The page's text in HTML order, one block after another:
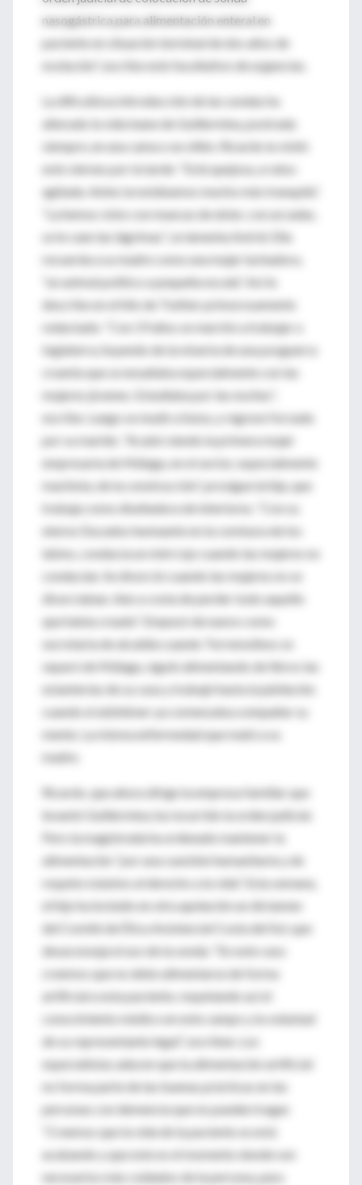
nasogástrica para alimentación enteral en
paciente en situación terminal de dos años de
evolución”, escribe este facultativo de urgencias.
La dificultosa introducción de las sondas ha
alterado la vida inane de Guillermina, postrada
siempre, en una cama o un sillón. Ricardo la visitó
este viernes por la tarde: “Está quejosa, a ratos
agitada. Antes la notábamos mucho más tranquila”.
“La hemos visto con muecas de dolor, con arcadas,
se le caen las lágrimas”, se lamenta Astrid. Ella
recuerda a su madre como una mujer luchadora,
“un animal político a pequeña escala”. Así la
describe en el hilo de Twitter primorosamente
redactado: “Con 19 años se marchó a trabajar a
Inglaterra, huyendo de la miseria de una posguerra
cruenta que se ensañaba especialmente con las
mujeres jóvenes. Estudiaba por las noches”,
escribe. Luego se mudó a Suiza, y regresó forzada
por su marido. “Acabó siendo la primera mujer
empresaria de Málaga, en el sector, especialmente
machista, de la construcción”, prosigue la hija, que
trabaja como diseñadora de interiores. “Con su
eterno Ducados humeante en la comisura de los
labios, conducía un mini rojo cuando las mujeres no
conducían. Se divorció cuando las mujeres no se
divorciaban. Aún a costa de perder todo aquello
que había creado”. Empezó de nuevo como
secretaria de alcaldía cuando Torremolinos se
separó de Málaga, siguió alimentando de libros las
estanterías de su casa y trabajó hasta la jubilación
cuando el alzhéimer ya comenzaba a empañar su
mente. La misma enfermedad que mató a su
madre.
Ricardo, que ahora dirige la empresa familiar que
levantó Guillermina, ha recurrido la orden judicial.
Pero la magistrada ha ordenado mantener la
alimentación “por una cuestión humanitaria y de
respeto máximo al derecho a la vida”. Esta semana,
el hijo ha incluido en otra apelación un dictamen
del Comité de Ética Asistencial Costa del Sol, que
desaconseja el uso de la sonda: “En este caso
creemos que no debe alimentarse de forma
artificial a esta paciente, respetando así el
conocimiento médico en este campo y la voluntad
de su representante legal”, escriben. Los
especialistas aducen que la alimentación artificial
no forma parte de las buenas prácticas en las
personas con demencia que no pueden tragar.
“Creemos que la vida de la paciente se está
acabando y que este es el momento donde son
necesarios más cuidados de la persona, para